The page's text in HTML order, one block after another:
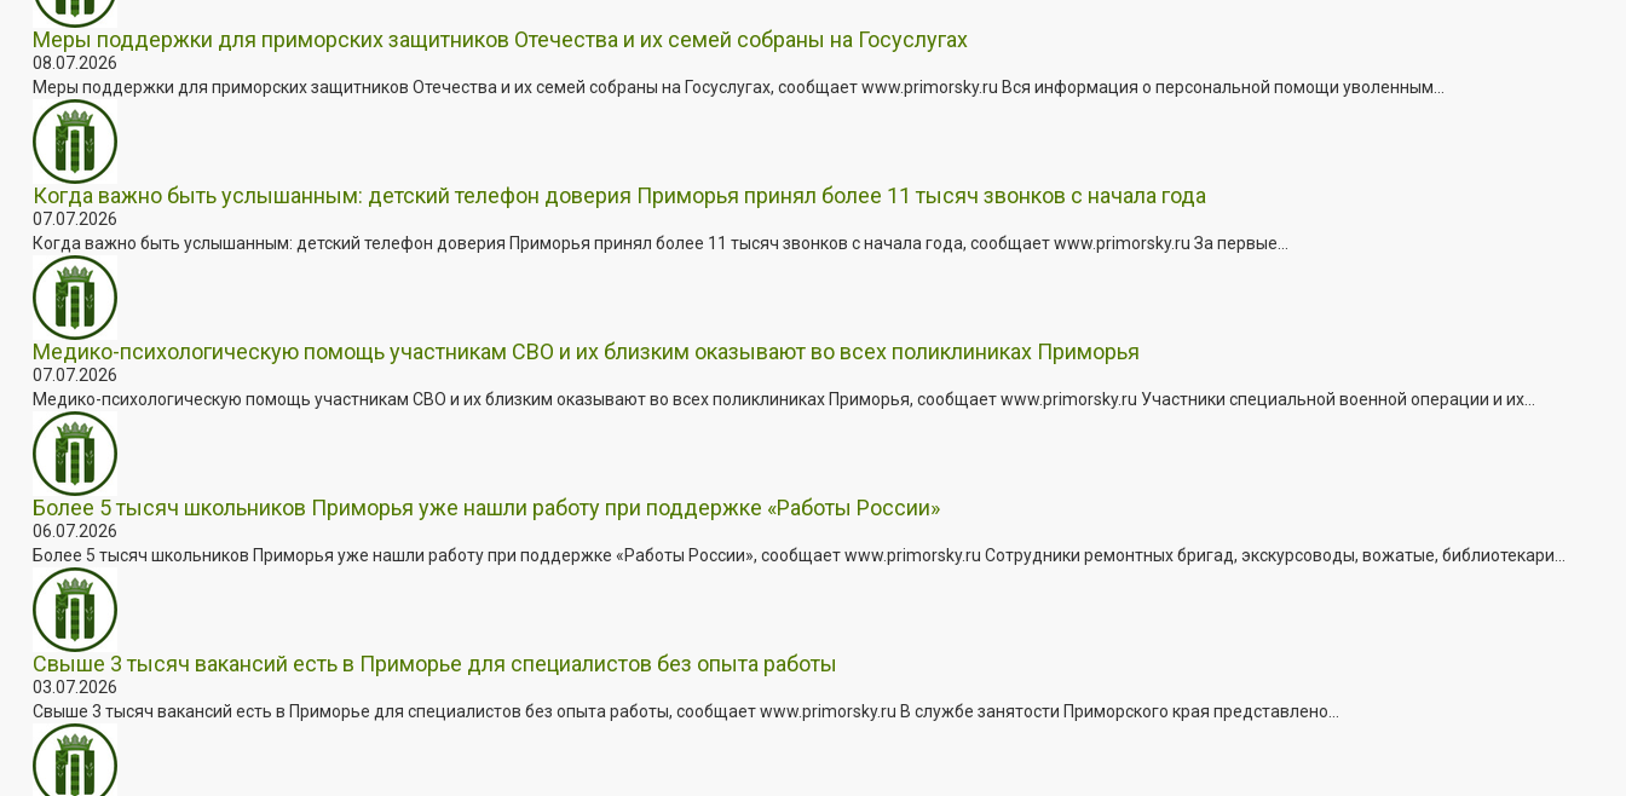
Меры поддержки для приморских защитников Отечества и их семей собраны на Госуслугах
08.07.2026
Меры поддержки для приморских защитников Отечества и их семей собраны на Госуслугах, сообщает www.primorsky.ru Вся информация о персональной помощи уволенным...
Когда важно быть услышанным: детский телефон доверия Приморья принял более 11 тысяч звонков с начала года
07.07.2026
Когда важно быть услышанным: детский телефон доверия Приморья принял более 11 тысяч звонков с начала года, сообщает www.primorsky.ru За первые...
Медико-психологическую помощь участникам СВО и их близким оказывают во всех поликлиниках Приморья
07.07.2026
Медико-психологическую помощь участникам СВО и их близким оказывают во всех поликлиниках Приморья, сообщает www.primorsky.ru Участники специальной военной операции и их...
Более 5 тысяч школьников Приморья уже нашли работу при поддержке «Работы России»
06.07.2026
Более 5 тысяч школьников Приморья уже нашли работу при поддержке «Работы России», сообщает www.primorsky.ru Сотрудники ремонтных бригад, экскурсоводы, вожатые, библиотекари...
Свыше 3 тысяч вакансий есть в Приморье для специалистов без опыта работы
03.07.2026
Свыше 3 тысяч вакансий есть в Приморье для специалистов без опыта работы, сообщает www.primorsky.ru В службе занятости Приморского края представлено...